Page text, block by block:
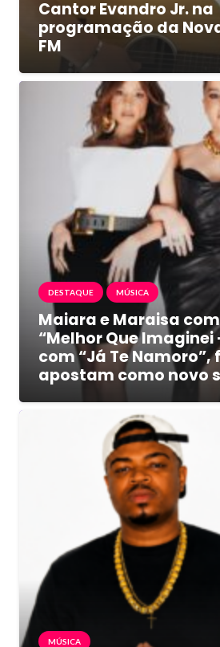
Cantor Evandro Jr. na
programação da
FM
DESTAQUE MÚSICA
Maiara e Maraisa
“Melhor Que Imaginei
com “Já Te
apostam como novo
MÚSICA